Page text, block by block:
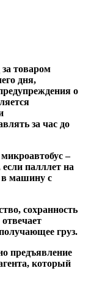
товаром
дня,
о
за час до
–
если палллет на
в машину с
сохранность
груз.
предъявление
который